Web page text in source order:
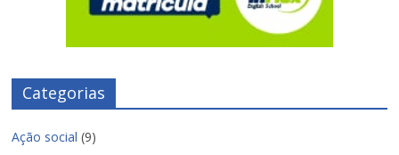
Categorias
Ação social (9)